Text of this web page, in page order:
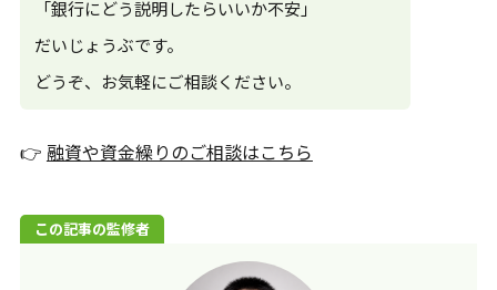
「銀行にどう説明したらいいか不安」
だいじょうぶです。
どうぞ、お気軽にご相談ください。
👉 融資や資金繰りのご相談はこちら
この記事の監修者